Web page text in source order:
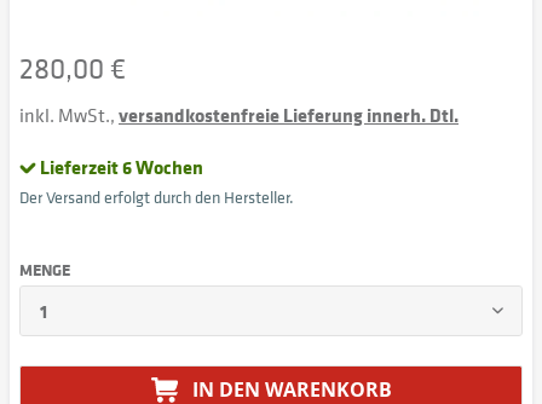
280,00 €
inkl. MwSt.,versandkostenfreie Lieferung innerh. Dtl.
Lieferzeit 6 Wochen
Der Versand erfolgt durch den Hersteller.
MENGE
IN DEN WARENKORB